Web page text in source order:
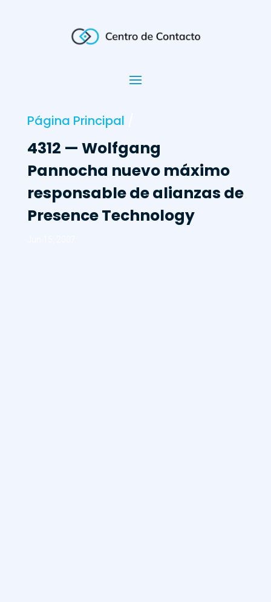
Página Principal
4312 — Wolfgang
Pannocha nuevo máximo
responsable de alianzas de
Presence Technology